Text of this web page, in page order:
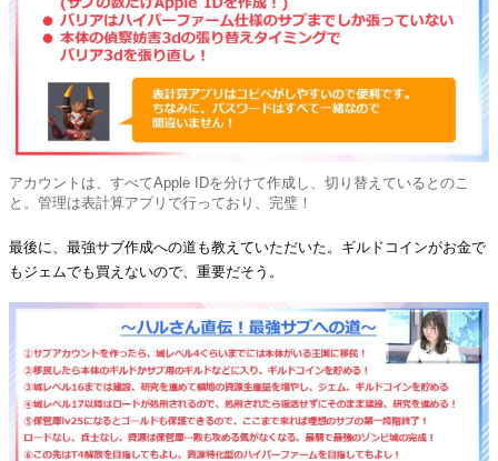
アカウントは、すべてApple IDを分けて作成し、切り替えているとのこ
と。管理は表計算アプリで行っており、完璧！
最後に、最強サブ作成への道も教えていただいた。ギルドコインがお金で
もジェムでも買えないので、重要だそう。